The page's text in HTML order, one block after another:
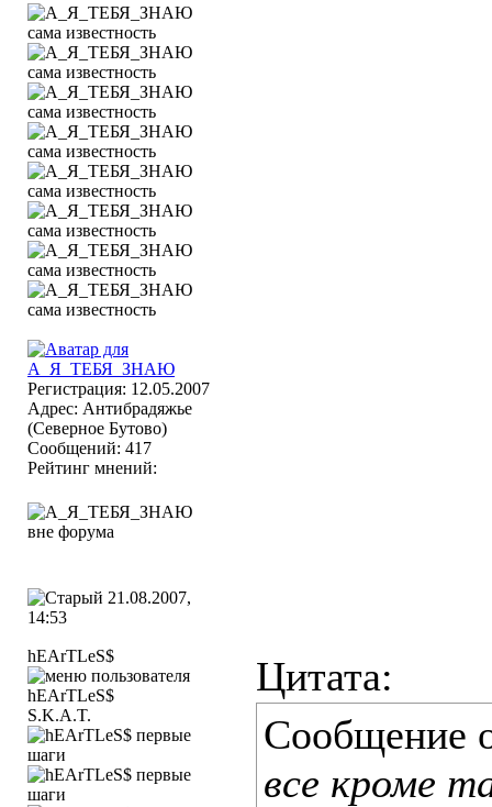
Регистрация: 12.05.2007
Адрес: Антибрадяжье
(Северное Бутово)
Сообщений: 417
Рейтинг мнений:
21.08.2007,
14:53
hEArTLeS$
S.K.A.T.
Цитата:
Сообщение
все кроме